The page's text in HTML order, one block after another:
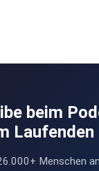
beim
Laufenden
Menschen